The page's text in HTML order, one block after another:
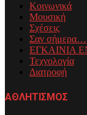
Κοινωνικά
Μουσική
Σχέσεις
Σαν σήμερα…
ΕΓΚΑΙΝΙΑ
Τεχνολογία
Διατροφή
ΑΘΛΗΤΙΣΜΟΣ